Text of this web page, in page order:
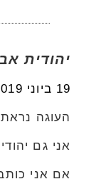
יהודית
19 ביוני 2019 בשעה 0:34
העוגה נראת
אני גם
אם אני